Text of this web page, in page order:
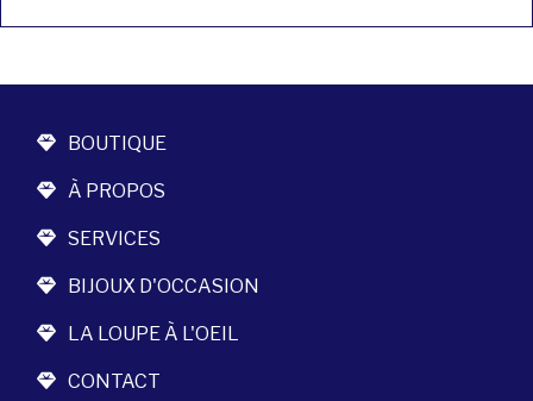
BOUTIQUE
À PROPOS
SERVICES
BIJOUX D'OCCASION
LA LOUPE À L'OEIL
CONTACT